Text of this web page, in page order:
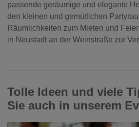
passende geräumige und elegante
den kleinen und gemütlichen
Räumlichkeiten zum Mieten und
in Neustadt an der Weinstraße zur
Tolle Ideen und viele
Sie auch in unserem